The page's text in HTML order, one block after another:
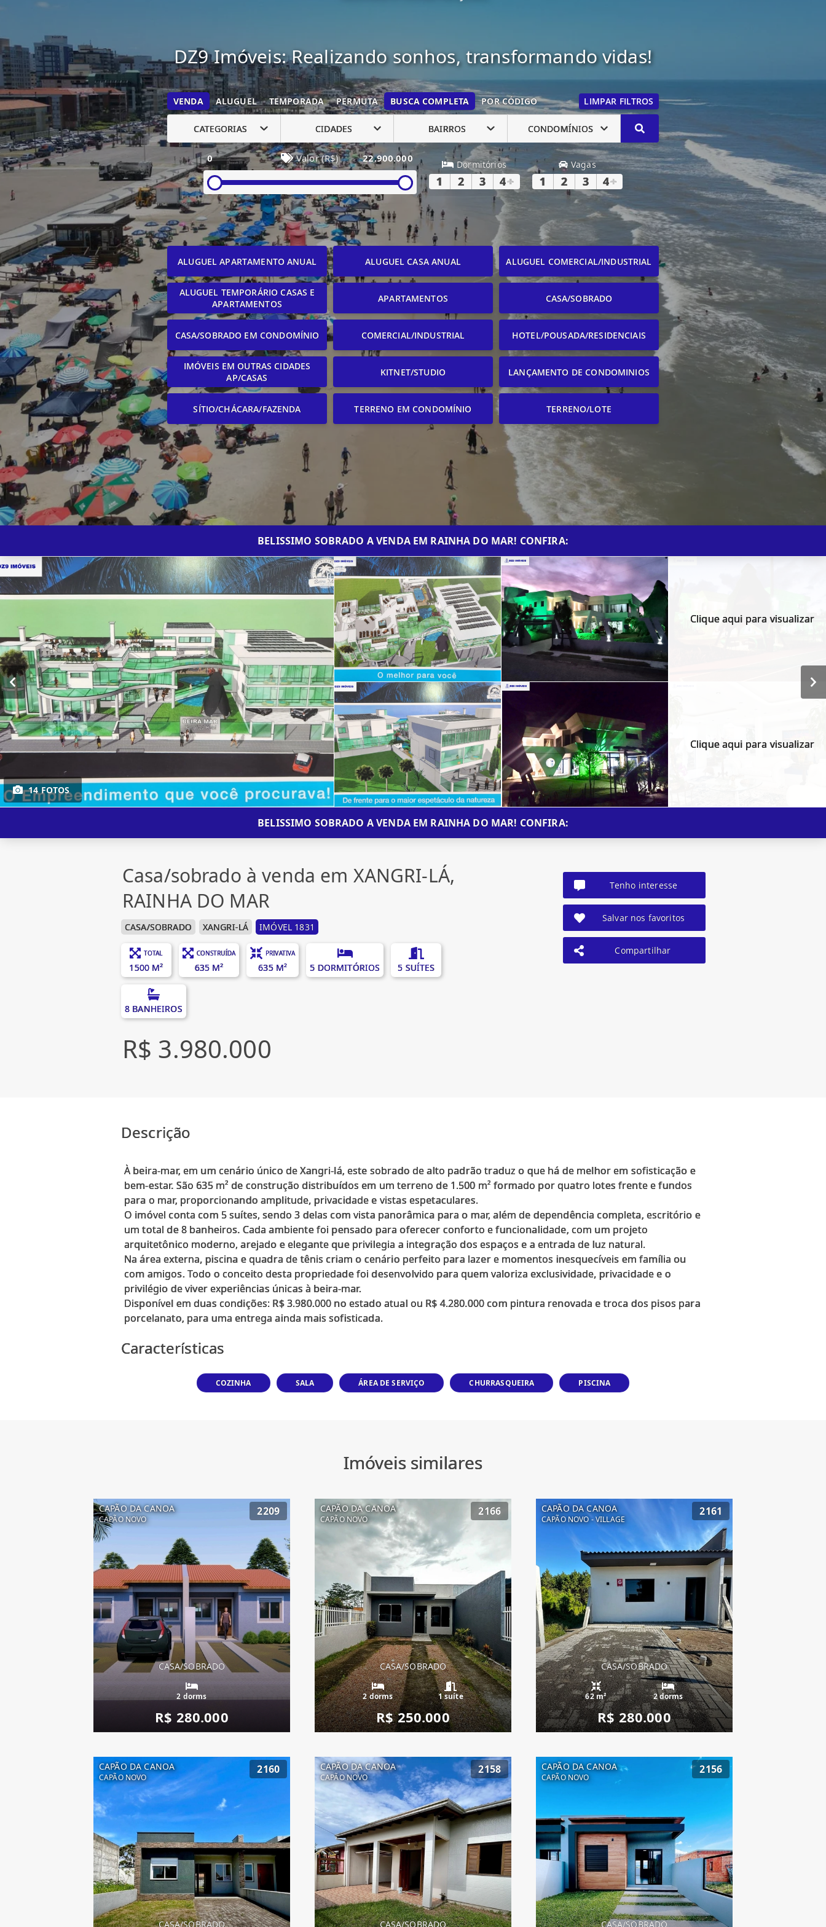
DZ9 Imóveis: Realizando sonhos, transformando vidas!
VENDA ALUGUEL TEMPORADA PERMUTA BUSCA COMPLETA POR CÓDIGO LIMPAR FILTROS
CATEGORIAS CIDADES BAIRROS CONDOMÍNIOS
0 Valor (R$) 22.900.000 Dormitórios
1 2 3 4+
Vagas
1 2 3 4+
ALUGUEL APARTAMENTO ANUAL ALUGUEL CASA ANUAL ALUGUEL COMERCIAL/INDUSTRIAL
ALUGUEL TEMPORÁRIO CASAS E
APARTAMENTOS
APARTAMENTOS CASA/SOBRADO
CASA/SOBRADO EM CONDOMÍNIO COMERCIAL/INDUSTRIAL HOTEL/POUSADA/RESIDENCIAIS
IMÓVEIS EM OUTRAS CIDADES
AP/CASAS
KITNET/STUDIO LANÇAMENTO DE CONDOMINIOS
SÍTIO/CHÁCARA/FAZENDA TERRENO EM CONDOMÍNIO TERRENO/LOTE
BELISSIMO SOBRADO A VENDA EM RAINHA DO MAR! CONFIRA:
14 FOTOS
Clique aqui para visualizar
Clique aqui para visualizar
BELISSIMO SOBRADO A VENDA EM RAINHA DO MAR! CONFIRA:
Casa/sobrado à venda em XANGRI-LÁ,
RAINHA DO MAR
CASA/SOBRADO XANGRI-LÁ IMÓVEL 1831
TOTAL
1500 M²
CONSTRUÍDA
635 M²
PRIVATIVA
635 M² 5 DORMITÓRIOS 5 SUÍTES
8 BANHEIROS
R$ 3.980.000
Tenho interesse
Salvar nos favoritos
Compartilhar
Descrição
À beira-mar, em um cenário único de Xangri-lá, este sobrado de alto padrão traduz o que há de melhor em sofisticação e
bem-estar. São 635 m² de construção distribuídos em um terreno de 1.500 m² formado por quatro lotes frente e fundos
para o mar, proporcionando amplitude, privacidade e vistas espetaculares.
O imóvel conta com 5 suítes, sendo 3 delas com vista panorâmica para o mar, além de dependência completa, escritório e
um total de 8 banheiros. Cada ambiente foi pensado para oferecer conforto e funcionalidade, com um projeto
arquitetônico moderno, arejado e elegante que privilegia a integração dos espaços e a entrada de luz natural.
Na área externa, piscina e quadra de tênis criam o cenário perfeito para lazer e momentos inesquecíveis em família ou
com amigos. Todo o conceito desta propriedade foi desenvolvido para quem valoriza exclusividade, privacidade e o
privilégio de viver experiências únicas à beira-mar.
Disponível em duas condições: R$ 3.980.000 no estado atual ou R$ 4.280.000 com pintura renovada e troca dos pisos para
porcelanato, para uma entrega ainda mais sofisticada.
Características
COZINHA SALA ÁREA DE SERVIÇO CHURRASQUEIRA PISCINA
Imóveis similares
CAPÃO DA CANOA
CAPÃO NOVO
2209
CASA/SOBRADO
2 dorms
R$ 280.000
CAPÃO DA CANOA
CAPÃO NOVO
2166
CASA/SOBRADO
2 dorms 1 suíte
R$ 250.000
CAPÃO DA CANOA
CAPÃO NOVO - VILLAGE
2161
CASA/SOBRADO
62 m² 2 dorms
R$ 280.000
CAPÃO DA CANOA
CAPÃO NOVO
2160
CASA/SOBRADO
CAPÃO DA CANOA
CAPÃO NOVO
2158
CASA/SOBRADO
CAPÃO DA CANOA
CAPÃO NOVO
2156
CASA/SOBRADO